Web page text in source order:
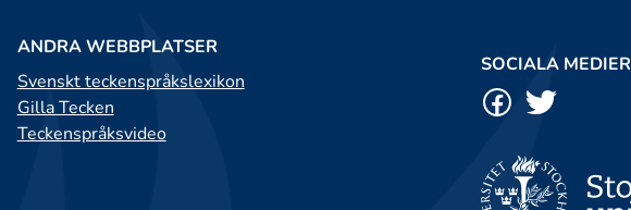
ANDRA WEBBPLATSER
Svenskt teckenspråkslexikon
Gilla Tecken
Teckenspråksvideo
SOCIALA MEDIER